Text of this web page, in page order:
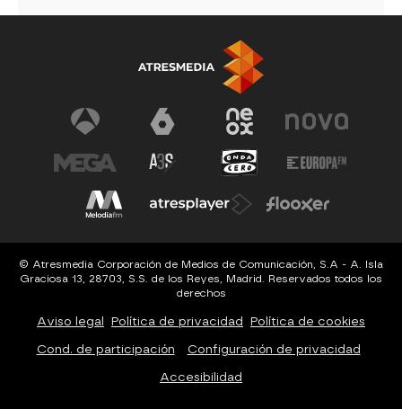
© Atresmedia Corporación de Medios de Comunicación, S.A - A. Isla
Graciosa 13, 28703, S.S. de los Reyes, Madrid. Reservados todos los
derechos
Aviso legal Política de privacidad Política de cookies
Cond. de participación Configuración de privacidad
Accesibilidad